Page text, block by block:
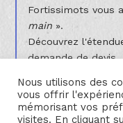
Fortissimots vous
main ».
Découvrez
demande de devis.
Nous utilisons des
vous offrir
mémorisant vos
visites. En cliquant